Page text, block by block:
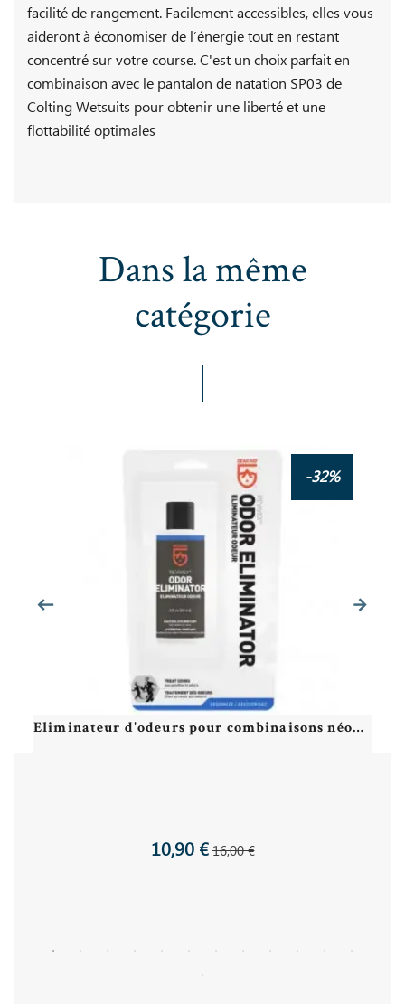
facilité de rangement. Facilement accessibles, elles vous
aideront à économiser de l’énergie tout en restant
concentré sur votre course. C'est un choix parfait en
combinaison avec le pantalon de natation SP03 de
Colting Wetsuits pour obtenir une liberté et une
flottabilité optimales
Dans la même
catégorie
-32%
Eliminateur d'odeurs pour combinaisons néoprène et natation - GEAR AID REVIVEX Odor Eliminator 250ml
10,90 €16,00 €